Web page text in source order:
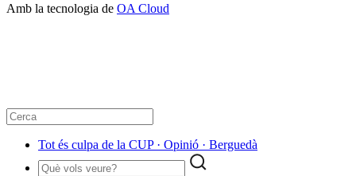
Amb la tecnologia de OA Cloud
Tot és culpa de la CUP · Opinió · Berguedà